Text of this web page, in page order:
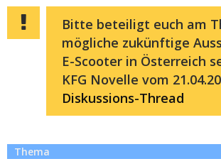
Bitte beteiligt euch am
mögliche zukünftige
E-Scooter in Österreich
KFG Novelle vom
Diskussions-Thread
Thema